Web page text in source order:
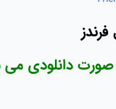
دانلودی می